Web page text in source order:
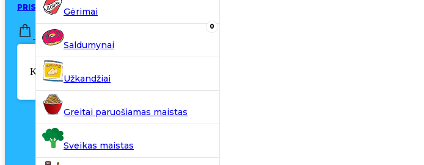
PRISIJUNGTI / REGISTRUOTIS
0,00€
Krepšelyje nėra produktų.
0
Gėrimai
Saldumynai
Užkandžiai
Greitai paruošiamas maistas
Sveikas maistas